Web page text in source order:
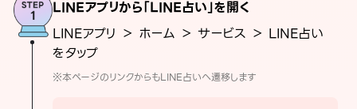
LINEアプリから「LINE占い」を開く
LINEアプリ ＞ ホーム ＞ サービス ＞ LINE占い
をタップ
※本ページのリンクからもLINE占いへ遷移します